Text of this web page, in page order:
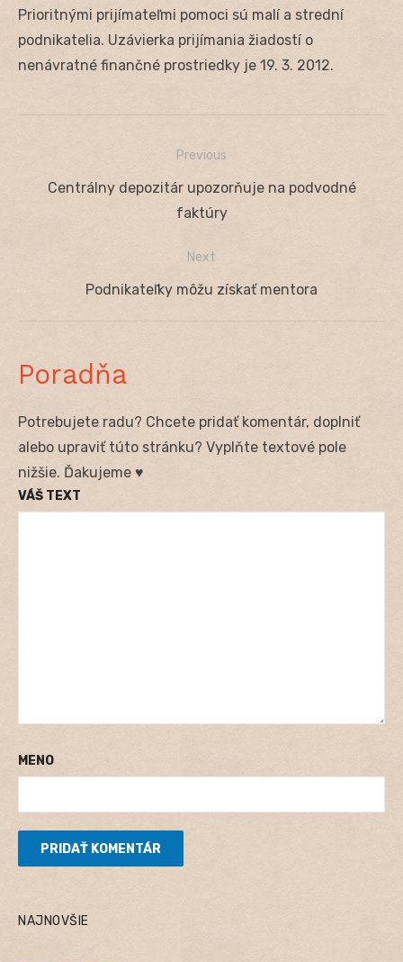
Prioritnými prijímateľmi pomoci sú malí a strední
podnikatelia. Uzávierka prijímania žiadostí o
nenávratné finančné prostriedky je 19. 3. 2012.
Navigácia
Previous
Previous
Centrálny depozitár upozorňuje na podvodné
faktúry
Next
Next
Podnikateľky môžu získať mentora
Poradňa
Potrebujete radu? Chcete pridať komentár, doplniť
alebo upraviť túto stránku? Vyplňte textové pole
nižšie. Ďakujeme ♥
VÁŠ TEXT
MENO
NAJNOVŠIE